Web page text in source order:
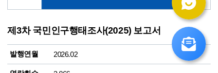
제3차 국민인구행태조사(2025) 보고서
발행연월 2026.02